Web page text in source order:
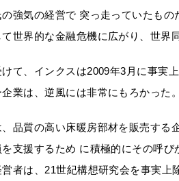
強気の経営で 突っ走っていたも
世界的な金融危機に広がり、世界
て、インクスは2009年3月に事実
業は、逆風には非常にもろかった。
品質の高い床暖房部材を販売す
支援するため に積極的にその呼
者は、21世紀構想研究会を事実上